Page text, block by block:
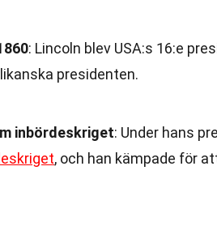
: Lincoln blev USA:s 16:e
presidenten.
inbördeskriget: Under hans
, och han kämpade för